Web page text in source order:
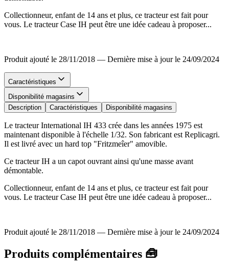
Collectionneur, enfant de 14 ans et plus, ce tracteur est fait pour
vous. Le tracteur Case IH peut être une idée cadeau à proposer...
Produit ajouté le 28/11/2018 — Dernière mise à jour le 24/09/2024
Caractéristiques
Disponibilité magasins
Description
Caractéristiques Disponibilité magasins
Le tracteur International IH 433 crée dans les années 1975 est
maintenant disponible à l'échelle 1/32. Son fabricant est Replicagri.
Il est livré avec un hard top "Fritzmeîer" amovible.
Ce tracteur IH a un capot ouvrant ainsi qu'une masse avant
démontable.
Collectionneur, enfant de 14 ans et plus, ce tracteur est fait pour
vous. Le tracteur Case IH peut être une idée cadeau à proposer...
Produit ajouté le 28/11/2018 — Dernière mise à jour le 24/09/2024
Produits complémentaires 🧰